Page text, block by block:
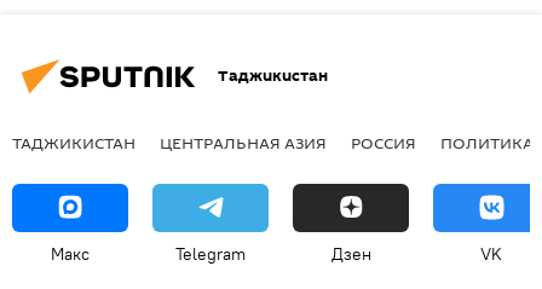
Таджикистан
ТАДЖИКИСТАН ЦЕНТРАЛЬНАЯ АЗИЯ РОССИЯ ПОЛИТИКА
Макс Telegram Дзен VK